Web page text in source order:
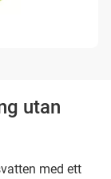
utan
med ett